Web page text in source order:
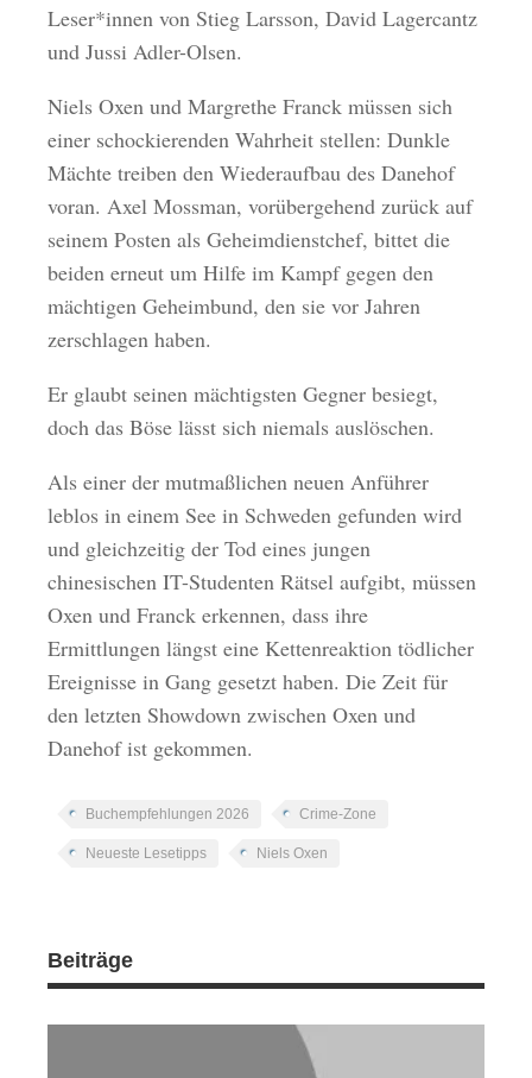
Leser*innen von Stieg Larsson, David Lagercantz
und Jussi Adler-Olsen.
Niels Oxen und Margrethe Franck müssen sich
einer schockierenden Wahrheit stellen: Dunkle
Mächte treiben den Wiederaufbau des Danehof
voran. Axel Mossman, vorübergehend zurück auf
seinem Posten als Geheimdienstchef, bittet die
beiden erneut um Hilfe im Kampf gegen den
mächtigen Geheimbund, den sie vor Jahren
zerschlagen haben.
Er glaubt seinen mächtigsten Gegner besiegt,
doch das Böse lässt sich niemals auslöschen.
Als einer der mutmaßlichen neuen Anführer
leblos in einem See in Schweden gefunden wird
und gleichzeitig der Tod eines jungen
chinesischen IT-Studenten Rätsel aufgibt, müssen
Oxen und Franck erkennen, dass ihre
Ermittlungen längst eine Kettenreaktion tödlicher
Ereignisse in Gang gesetzt haben. Die Zeit für
den letzten Showdown zwischen Oxen und
Danehof ist gekommen.
Buchempfehlungen 2026 Crime-Zone
Neueste Lesetipps Niels Oxen
Beiträge